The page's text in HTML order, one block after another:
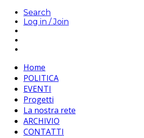
Search
Log in / Join
Home
POLITICA
EVENTI
Progetti
La nostra rete
ARCHIVIO
CONTATTI